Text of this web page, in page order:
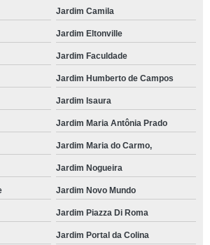
Jardim Camila
Jardim Eltonville
Jardim Faculdade
Jardim Humberto de Campos
Jardim Isaura
Jardim Maria Antônia Prado
Jardim Maria do Carmo,
Jardim Nogueira
Jardim Novo Mundo
Jardim Piazza Di Roma
Jardim Portal da Colina